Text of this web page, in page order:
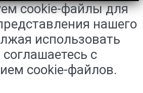
cookie-файлы для
нашего
использовать
с
cookie-файлов.